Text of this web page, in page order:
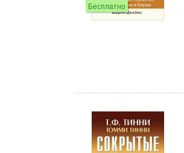
Бесплатно